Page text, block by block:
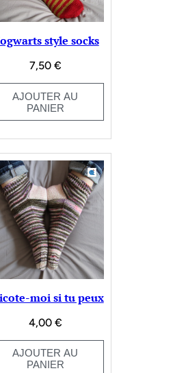
style socks
7,50 €
AJOUTER AU
PANIER
moi si tu peux
4,00 €
AJOUTER AU
PANIER